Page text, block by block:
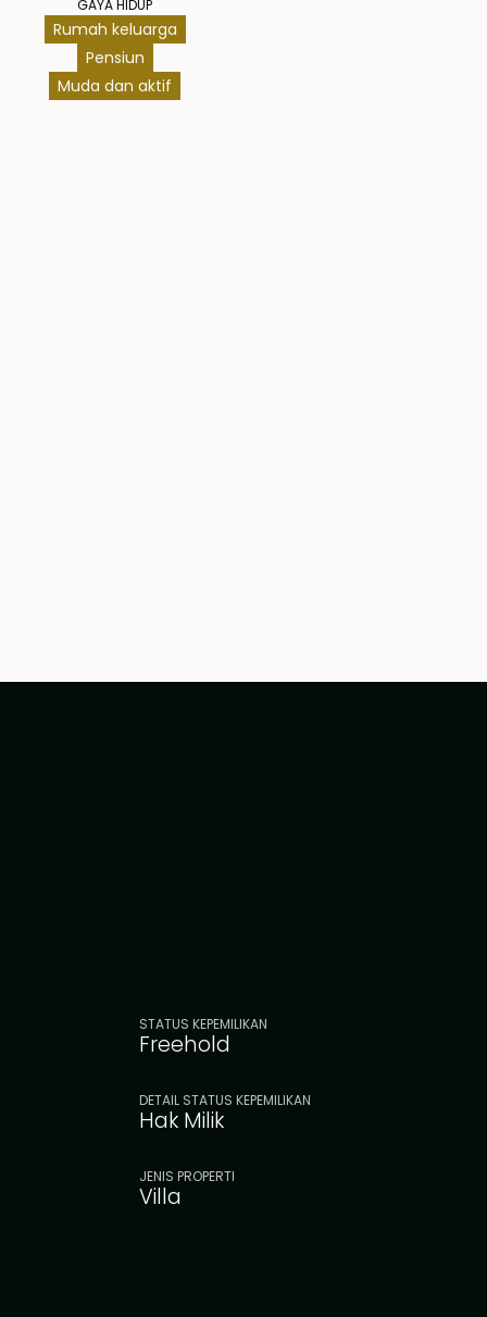
GAYA HIDUP
Rumah keluarga
Pensiun
Muda dan aktif
STATUS KEPEMILIKAN
Freehold
DETAIL STATUS KEPEMILIKAN
Hak Milik
JENIS PROPERTI
Villa